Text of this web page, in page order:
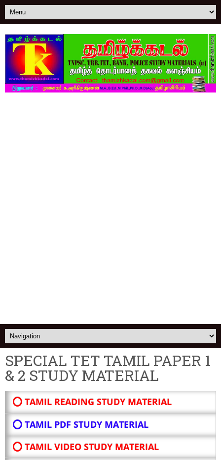
SPECIAL TET TAMIL PAPER 1
& 2 STUDY MATERIAL
⭕ TAMIL READING STUDY MATERIAL
⭕ TAMIL PDF STUDY MATERIAL
⭕ TAMIL VIDEO STUDY MATERIAL